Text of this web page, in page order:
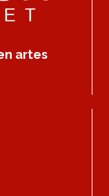
artes